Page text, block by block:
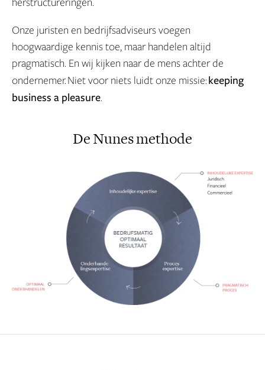
herstructureringen.
Onze juristen en bedrijfsadviseurs voegen
hoogwaardige kennis toe, maar handelen altijd
pragmatisch. En wij kijken naar de mens achter de
ondernemer. Niet voor niets luidt onze missie:keeping
business a pleasure.
De Nunes methode